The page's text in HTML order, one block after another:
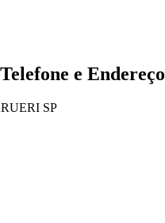
e Endereço
SP